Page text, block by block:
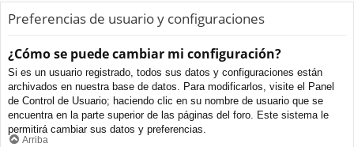
Preferencias de usuario y configuraciones
¿Cómo se puede cambiar mi configuración?
Si es un usuario registrado, todos sus datos y configuraciones están
archivados en nuestra base de datos. Para modificarlos, visite el Panel
de Control de Usuario; haciendo clic en su nombre de usuario que se
encuentra en la parte superior de las páginas del foro. Este sistema le
permitirá cambiar sus datos y preferencias.
Arriba